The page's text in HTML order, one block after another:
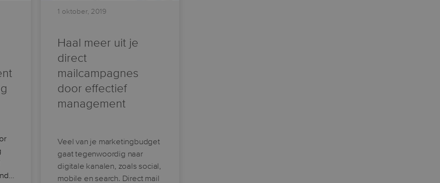
1 oktober, 2019
Haal meer uit je
direct
mailcampagnes
door effectief
management
Veel van je marketingbudget
gaat tegenwoordig naar
digitale kanalen, zoals social,
mobile en search. Direct mail